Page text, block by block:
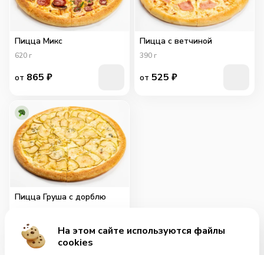
Пицца Микс
620 г
от 865 ₽
Пицца с ветчиной
390 г
от 525 ₽
Пицца Груша с дорблю
от965
На этом сайте используются файлы
cookies